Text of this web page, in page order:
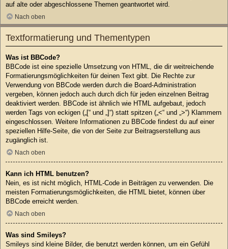
auf alte oder abgeschlossene Themen geantwortet wird.
Nach oben
Textformatierung und Thementypen
Was ist BBCode?
BBCode ist eine spezielle Umsetzung von HTML, die dir weitreichende
Formatierungsmöglichkeiten für deinen Text gibt. Die Rechte zur
Verwendung von BBCode werden durch die Board-Administration
vergeben, können jedoch auch durch dich für jeden einzelnen Beitrag
deaktiviert werden. BBCode ist ähnlich wie HTML aufgebaut, jedoch
werden Tags von eckigen („[“ und „]“) statt spitzen („<“ und „>“) Klammern
eingeschlossen. Weitere Informationen zu BBCode findest du auf einer
speziellen Hilfe-Seite, die von der Seite zur Beitragserstellung aus
zugänglich ist.
Nach oben
Kann ich HTML benutzen?
Nein, es ist nicht möglich, HTML-Code in Beiträgen zu verwenden. Die
meisten Formatierungsmöglichkeiten, die HTML bietet, können über
BBCode erreicht werden.
Nach oben
Was sind Smileys?
Smileys sind kleine Bilder, die benutzt werden können, um ein Gefühl